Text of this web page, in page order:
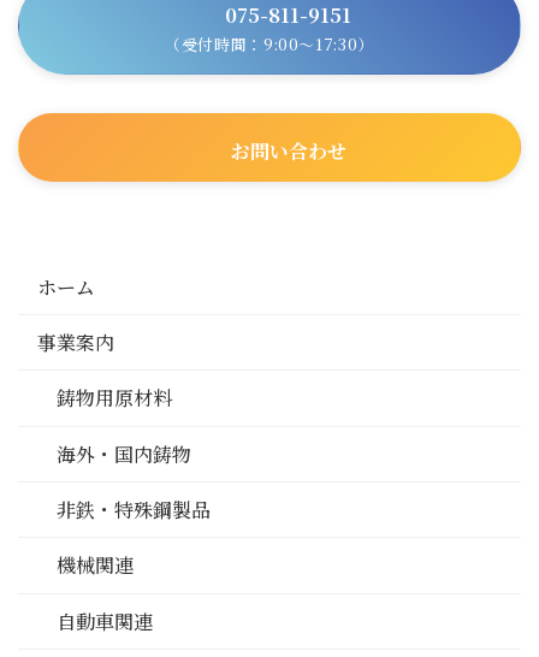
075-811-9151
（受付時間：9:00～17:30）
お問い合わせ
ホーム
事業案内
鋳物用原材料
海外・国内鋳物
非鉄・特殊鋼製品
機械関連
自動車関連